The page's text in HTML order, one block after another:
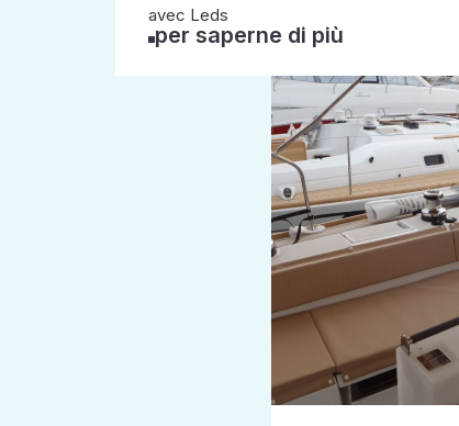
avec Leds
per saperne di più